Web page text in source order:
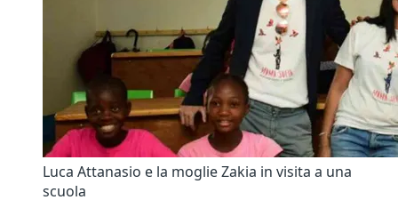
Luca Attanasio e la moglie Zakia in visita a una
scuola